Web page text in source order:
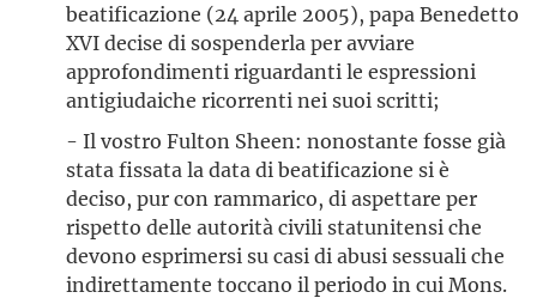
beatificazione (24 aprile 2005), papa Benedetto
XVI decise di sospenderla per avviare
approfondimenti riguardanti le espressioni
antigiudaiche ricorrenti nei suoi scritti;
- Il vostro Fulton Sheen: nonostante fosse già
stata fissata la data di beatificazione si è
deciso, pur con rammarico, di aspettare per
rispetto delle autorità civili statunitensi che
devono esprimersi su casi di abusi sessuali che
indirettamente toccano il periodo in cui Mons.